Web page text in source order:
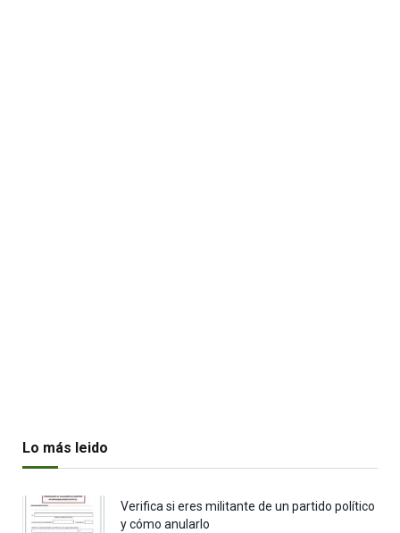
Lo más leido
Verifica si eres militante de un partido político
y cómo anularlo